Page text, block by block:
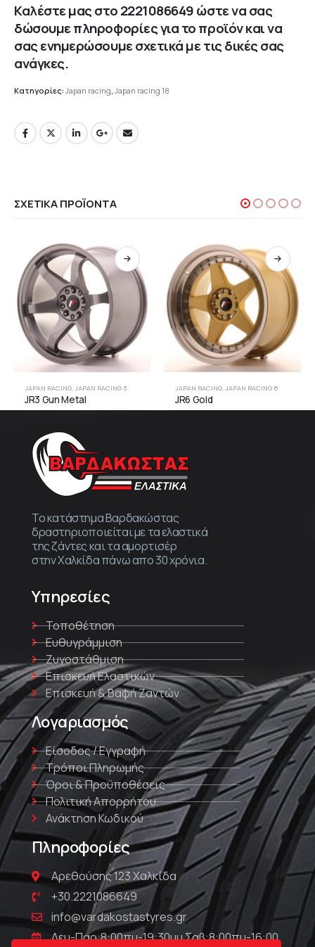
Καλέστε μας στο2221086649ώστε να σας
δώσουμε πληροφορίες για το προϊόν και να
σας ενημερώσουμε σχετικά με τις δικές σας
ανάγκες.
Κατηγορίες: Japan racing Japan racing 18
ΣΧΕΤΙΚΆ ΠΡΟΪΌΝΤΑ
JAPAN RACING, JAPAN RACING 3
JR3 Gun Metal
JAPAN RACING, JAPAN RACING 6
JR6 Gold
Το κατάστημα Βαρδακώστας
δραστηριοποιείται με τα ελαστικά
της ζάντες και τα αμορτισέρ
στην Χαλκίδα πάνω απο 30 χρόνια.
Υπηρεσίες
Τοποθέτηση
Ευθυγράμμιση
Ζυγοστάθμιση
Επισκευή Ελαστικών
Επισκευή & Βαφή Ζαντών
Λογαριασμός
Είσοδος / Εγγραφή
Τρόποι Πληρωμής
Όροι & Προϋποθέσεις
Πολιτική Απορρήτου
Ανάκτηση Κωδικού
Πληροφορίες
Αρεθούσης 123 Χαλκίδα
+30.2221086649
info@vardakostastyres.gr
Δευ-Παρ:8:00πμ-19:30μμ Σαβ:8:00πμ-16:00